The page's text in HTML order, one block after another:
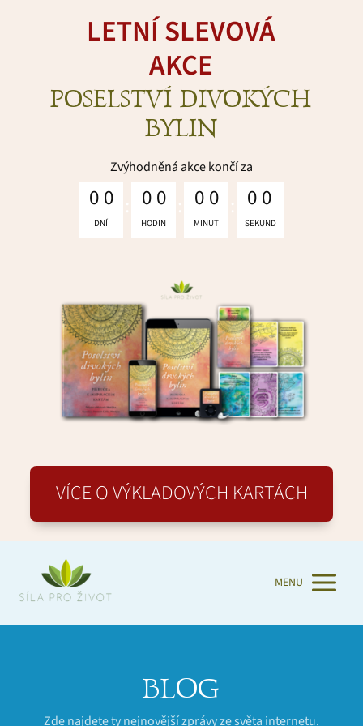
LETNÍ SLEVOVÁ
AKCE
POSELSTVÍ DIVOKÝCH
BYLIN
Zvýhodněná akce končí za
0 0
DNÍ
0 0
HODIN
0 0
MINUT
0 0
SEKUND
VÍCE O VÝKLADOVÝCH KARTÁCH
MENU
BLOG
Zde najdete ty nejnovější zprávy ze světa internetu.